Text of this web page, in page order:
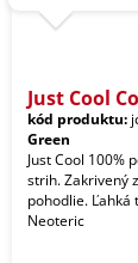
Just Cool
kód produktu:
Green
Just Cool 100%
strih. Zakrivený
pohodlie.
Neoteric